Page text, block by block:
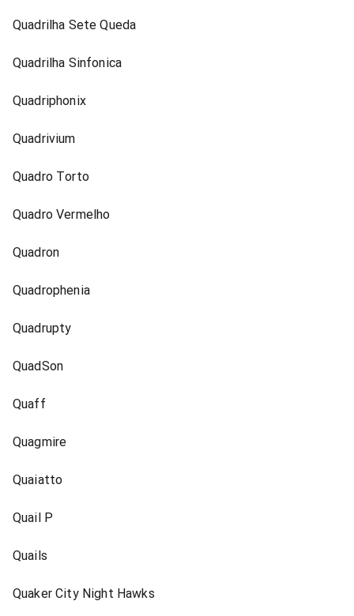
Quadrilha Sete Queda
Quadrilha Sinfonica
Quadriphonix
Quadrivium
Quadro Torto
Quadro Vermelho
Quadron
Quadrophenia
Quadrupty
QuadSon
Quaff
Quagmire
Quaiatto
Quail P
Quails
Quaker City Night Hawks